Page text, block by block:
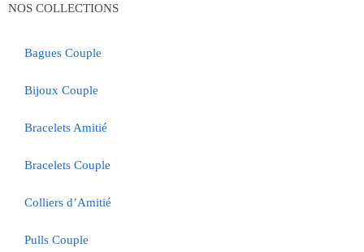
NOS COLLECTIONS
Bagues Couple
Bijoux Couple
Bracelets Amitié
Bracelets Couple
Colliers d’Amitié
Pulls Couple